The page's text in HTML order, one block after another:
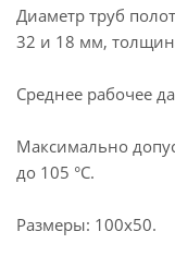
Диаметр труб
32 и 18 мм,
Среднее рабочее
Максимально
до 105 °C.
Размеры: 100х50.